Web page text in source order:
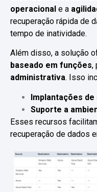
operacional e a
recuperação rápida de
tempo de inatividade.
Além disso, a solução
baseado em funções,
administrativa. Isso
Implantações
Suporte a
Esses recursos
recuperação de dados